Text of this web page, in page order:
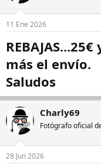
11 Ene 2026
más el envío.
Saludos
Charly69
Fotógrafo oficial
28 Jun 2026